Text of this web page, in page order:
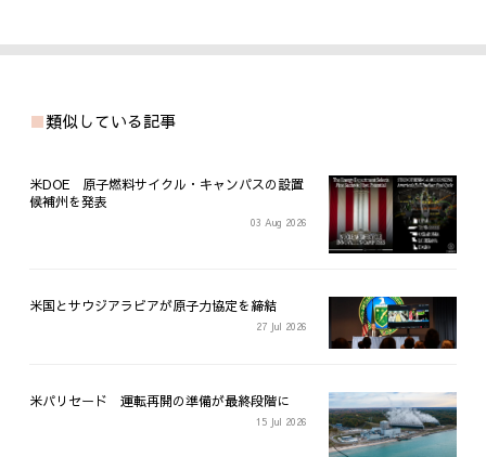
類似している記事
米DOE 原子燃料サイクル・キャンパスの設置
候補州を発表
03 Aug 2026
米国とサウジアラビアが原子力協定を締結
27 Jul 2026
米パリセード 運転再開の準備が最終段階に
15 Jul 2026